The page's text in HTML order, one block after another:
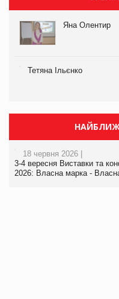
Яна Олентир
Тетяна Ільєнко
18 червня 2026 |
3-4 вересня Виставки та
2026: Власна марка -